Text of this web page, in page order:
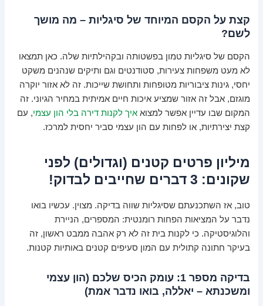
קצת על הקסם המיוחד של סיגליות – מה מושך
לשם?
הקסם של סיגליות טמון בפשטותה ובקהילתיות שלה. כאן תמצאו
לא מעט משפחות צעירות, סטודנטים וגם ותיקים שנהנים משקט
יחסי, גינות ציבוריות מטופחות ותחושת שייכות. זה לא אזור יוקרה
מוגזם, אבל זה אזור שמציע איכות חיים אמיתית במחיר הגיוני. זה
המקום שבו עדיין אפשר למצואאיך לקנות דירה בלי הון עצמי, עם
קצת יצירתיות, או לפחות עם הון עצמי סביר יחסית למרכז.
מיליון פרטים קטנים (וגדולים) לפני
שקונים: 3 דברים שחייבים לבדוק!
טוב, אז השתכנעתם שסיגליות שווה בדיקה. מצוין. עכשיו בואו
נדבר על המציאות הפחות רומנטית: המספרים, הניירת
והלוגיסטיקה. כי לקנות בית זה לא רק אהבה ממבט ראשון, זה
בעיקר חתונה קתולית עם המון סעיפים קטנים באותיות קטנות.
בדיקה מספר 1: עומק הכיס שלכם (הון עצמי
ומשכנתא – יאללה, בואו נדבר אמת)